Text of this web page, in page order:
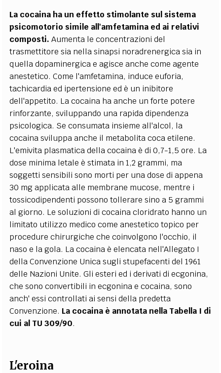
La cocaina ha un effetto stimolante sul sistema
psicomotorio simile all'amfetamina ed ai relativi
composti. Aumenta le concentrazioni del
trasmettitore sia nella sinapsi noradrenergica sia in
quella dopaminergica e agisce anche come agente
anestetico. Come l'amfetamina, induce euforia,
tachicardia ed ipertensione ed è un inibitore
dell'appetito. La cocaina ha anche un forte potere
rinforzante, sviluppando una rapida dipendenza
psicologica. Se consumata insieme all'alcol, la
cocaina sviluppa anche il metabolita coca etilene.
L'emivita plasmatica della cocaina è di 0,7-1,5 ore. La
dose minima letale è stimata in 1,2 grammi, ma
soggetti sensibili sono morti per una dose di appena
30 mg applicata alle membrane mucose, mentre i
tossicodipendenti possono tollerare sino a 5 grammi
al giorno. Le soluzioni di cocaina cloridrato hanno un
limitato utilizzo medico come anestetico topico per
procedure chirurgiche che coinvolgono l'occhio, il
naso e la gola. La cocaina è elencata nell'Allegato I
della Convenzione Unica sugli stupefacenti del 1961
delle Nazioni Unite. Gli esteri ed i derivati di ecgonina,
che sono convertibili in ecgonina e cocaina, sono
anch' essi controllati ai sensi della predetta
Convenzione. La cocaina è annotata nella Tabella I di
cui al TU 309/90.
L'eroina